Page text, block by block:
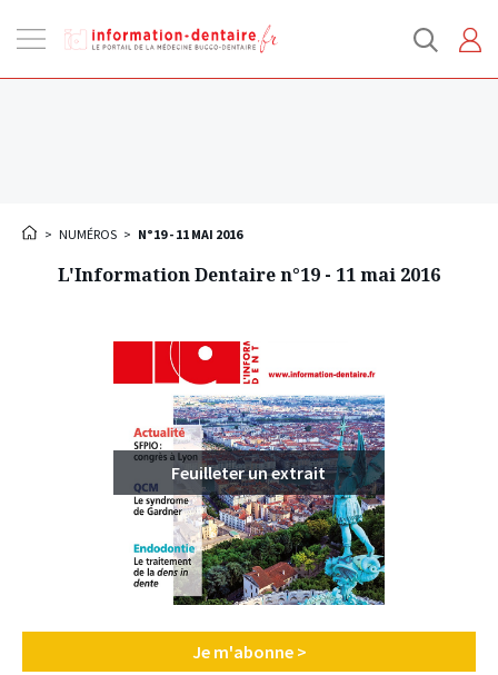
la
> NUMÉROS > N°19 - 11 MAI 2016
Feuilleter un extrait
L'Information Dentaire n°19 - 11 mai 2016
Je m'abonne >